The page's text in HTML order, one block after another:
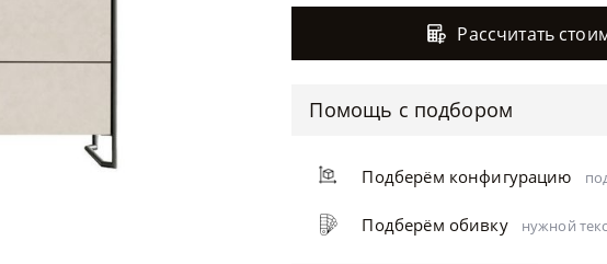
Рассчитать
Помощь с подбором
Подберём конфигурацию
Подберём обивку нужной